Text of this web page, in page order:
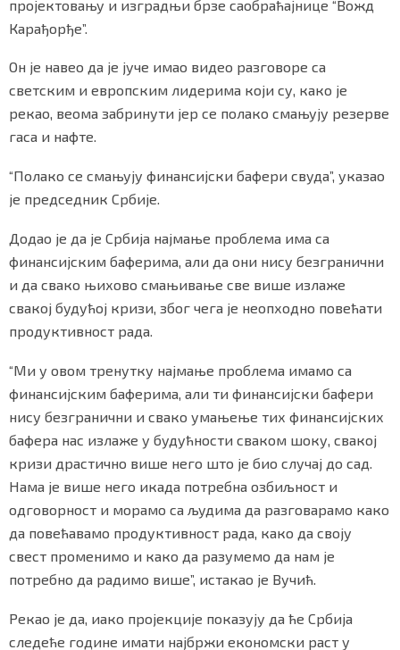
пројектовању и изградњи брзе саобраћајнице “Вожд
Карађорђе”.
Он је навео да је јуче имао видео разговоре са
светским и европским лидерима који су, како је
рекао, веома забринути јер се полако смањују резерве
гаса и нафте.
“Полако се смањују финансијски бафери свуда”, указао
је председник Србије.
Додао је да је Србија најмање проблема има са
финансијским баферима, али да они нису безгранични
и да свако њихово смањивање све више излаже
свакој будућој кризи, због чега је неопходно повећати
продуктивност рада.
“Ми у овом тренутку најмање проблема имамо са
финансијским баферима, али ти финансијски бафери
нису безгранични и свако умањење тих финансијских
бафера нас излаже у будућности сваком шоку, свакој
кризи драстично више него што је био случај до сад.
Нама је више него икада потребна озбиљност и
одговорност и морамо са људима да разговарамо како
да повећавамо продуктивност рада, како да своју
свест променимо и како да разумемо да нам је
потребно да радимо више”, истакао је Вучић.
Рекао је да, иако пројекције показују да ће Србија
следеће године имати најбржи економски раст у